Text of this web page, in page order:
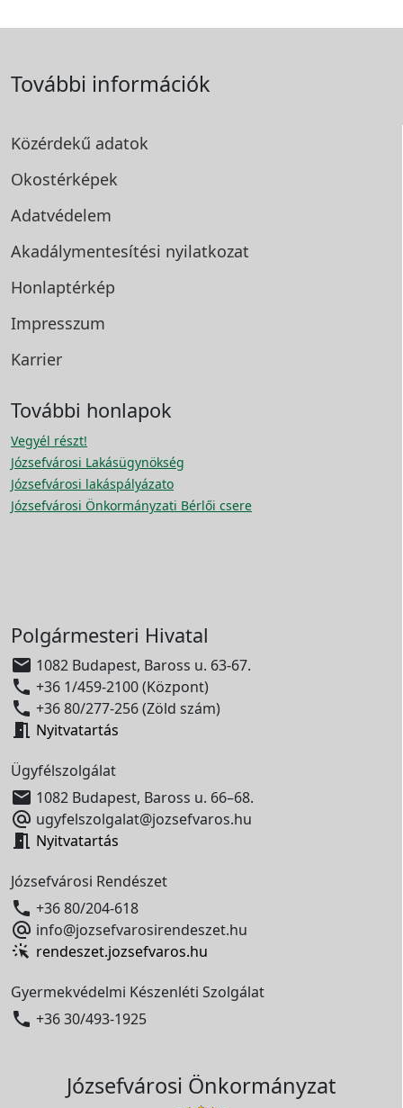
További információk
Közérdekű adatok
Okostérképek
Adatvédelem
Akadálymentesítési nyilatkozat
Honlaptérkép
Impresszum
Karrier
További honlapok
Vegyél részt!
Józsefvárosi Lakásügynökség
Józsefvárosi lakáspályázato
Józsefvárosi Önkormányzati Bérlői csere
Polgármesteri Hivatal
 1082 Budapest, Baross u. 63-67.
 +36 1/459-2100 (Központ)
 +36 80/277-256 (Zöld szám)
 Nyitvatartás
Ügyfélszolgálat
 1082 Budapest, Baross u. 66–68.
 ugyfelszolgalat@jozsefvaros.hu
 Nyitvatartás
Józsefvárosi Rendészet
 +36 80/204-618
 info@jozsefvarosirendeszet.hu
rendeszet.jozsefvaros.hu
Gyermekvédelmi Készenléti Szolgálat
 +36 30/493-1925
Józsefvárosi Önkormányzat